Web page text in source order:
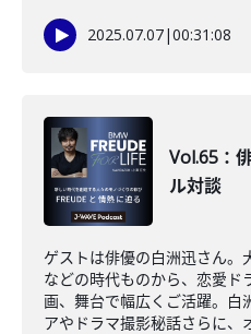
2025.07.07|00:31:08
Vol.65：
ル対談
ゲストは俳優の白洲迅さん。
などの時代ものから、恋愛ド
画、舞台で幅広くご活躍。白
アやドラマ撮影秘話さらに、